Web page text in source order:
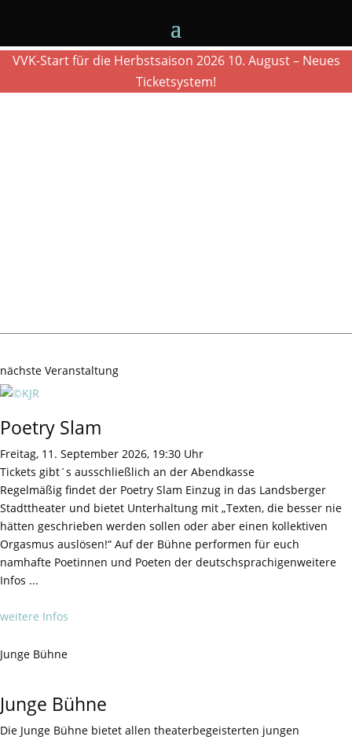
VVK-Start für die Herbstsaison 2026 10. August – Neues
Ticketsystem!
nächste Veranstaltung
Poetry Slam
Freitag, 11. September 2026, 19:30 Uhr
Tickets gibt´s ausschließlich an der Abendkasse
Regelmäßig findet der Poetry Slam Einzug in das Landsberger
Stadttheater und bietet Unterhaltung mit „Texten, die besser nie
hätten geschrieben werden sollen oder aber einen kollektiven
Orgasmus auslösen!“ Auf der Bühne performen für euch
namhafte Poetinnen und Poeten der deutschsprachigenweitere
Infos ...
weitere Infos
Junge Bühne
Junge Bühne
Die Junge Bühne bietet allen theaterbegeisterten jungen